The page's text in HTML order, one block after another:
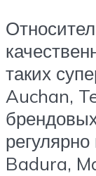
таких
Auchan,
Badura,